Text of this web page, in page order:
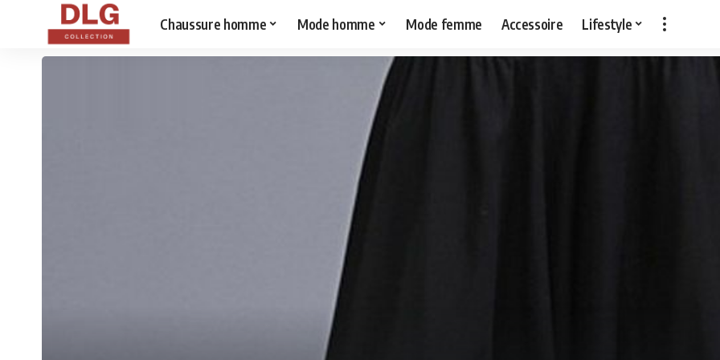
Chaussure homme Mode homme Mode femme Accessoire Lifestyle